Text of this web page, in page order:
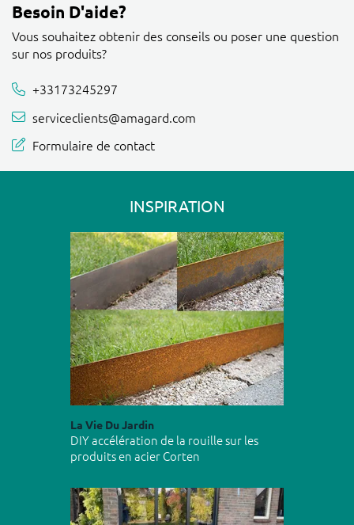
Besoin D'aide?
Vous souhaitez obtenir des conseils ou poser une question
sur nos produits?
+33173245297
serviceclients@amagard.com
Formulaire de contact
INSPIRATION
La Vie Du Jardin
DIY accélération de la rouille sur les
produits en acier Corten